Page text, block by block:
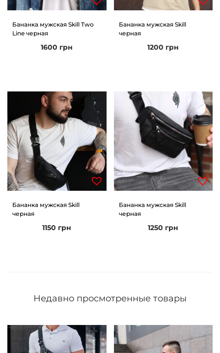
Бананка мужская Skill Two
Line черная
1600 грн
Бананка мужская Skill
черная
1200 грн
Бананка мужская Skill
черная
1150 грн
Бананка мужская Skill
черная
1250 грн
Недавно просмотренные товары